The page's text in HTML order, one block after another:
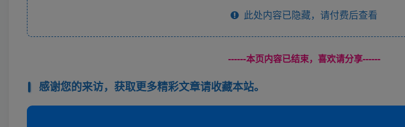
此处内容已隐藏，请付费后查看
------本页内容已结束，喜欢请分享------
感谢您的来访，获取更多精彩文章请收藏本站。